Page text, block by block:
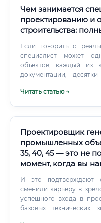
Чем занимается
проектированию и
строительства:
Если говорить о
специалист может
объектов, каждый из
документации,
временем
Читать статью →
Проектировщик
промышленных
35, 40, 45 — это не
момент, когда вы
И это подтверждают
сменили карьеру в
успешного входа в
базовых технических